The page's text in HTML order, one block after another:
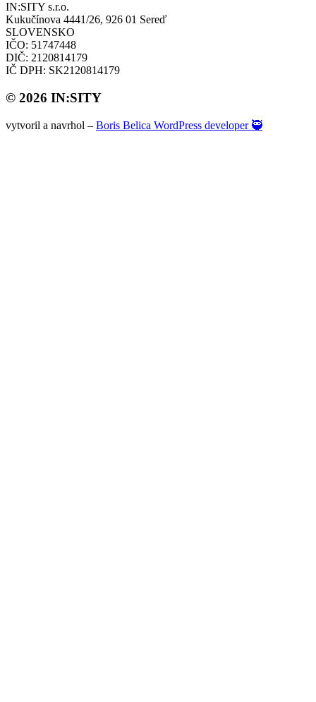
IN:SITY s.r.o.
Kukučínova 4441/26, 926 01 Sereď
SLOVENSKO
IČO: 51747448
DIČ: 2120814179
IČ DPH: SK2120814179
© 2026 IN:SITY
vytvoril a navrhol – Boris Belica WordPress developer 🥷